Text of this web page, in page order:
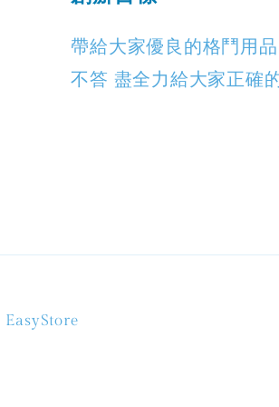
帶給大家優良的格鬥用
不答 盡全力給大家正確
EasyStore